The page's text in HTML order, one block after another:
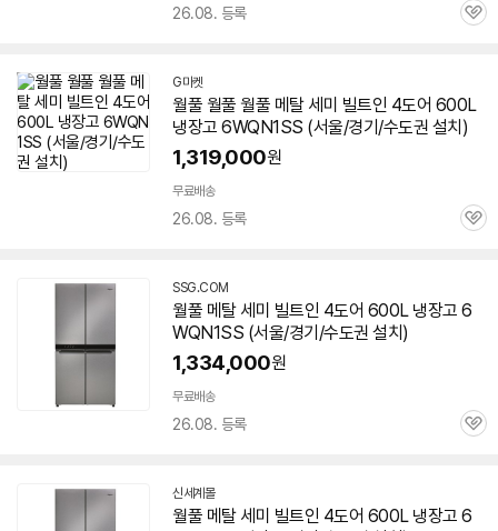
26.08. 등록
관
G마켓
월풀 월풀 월풀 메탈 세미 빌트인 4도어 600L
냉장고 6WQN1SS (서울/경기/수도권 설치)
1,319,000원
무료배송
26.08. 등록
관
SSG.COM
월풀 메탈 세미 빌트인 4도어 600L 냉장고 6
WQN1SS (서울/경기/수도권 설치)
1,334,000원
무료배송
26.08. 등록
관
신세계몰
월풀 메탈 세미 빌트인 4도어 600L 냉장고 6